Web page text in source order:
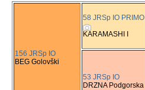
156 JRSp IO
BEG Golovški
58 JRSp IO PRIMO
KARAMASHI I
53 JRSp IO
DRZNA Podgorska